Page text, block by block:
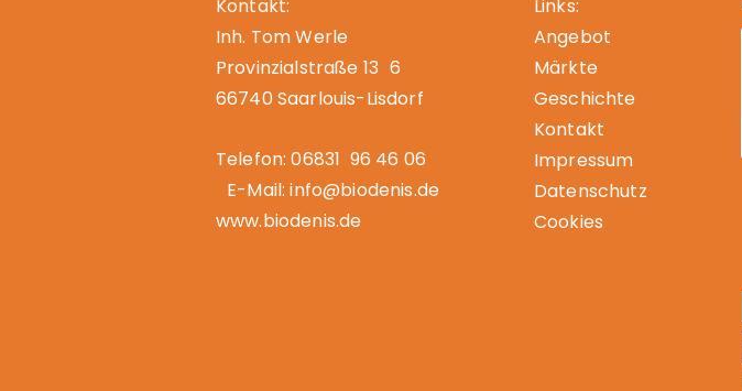
Kontakt:
Inh. Tom Werle
Provinzialstraße 13 6
66740 Saarlouis-Lisdorf
Telefon: 06831 96 46 06
E-Mail: info@biodenis.de
www.biodenis.de
Links:
Angebot
Märkte
Geschichte
Kontakt
Impressum
Datenschutz
Cookies